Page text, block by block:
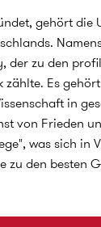
gehört
der zu den
zählte. Es
in
von Frieden
was sich in
zu den besten